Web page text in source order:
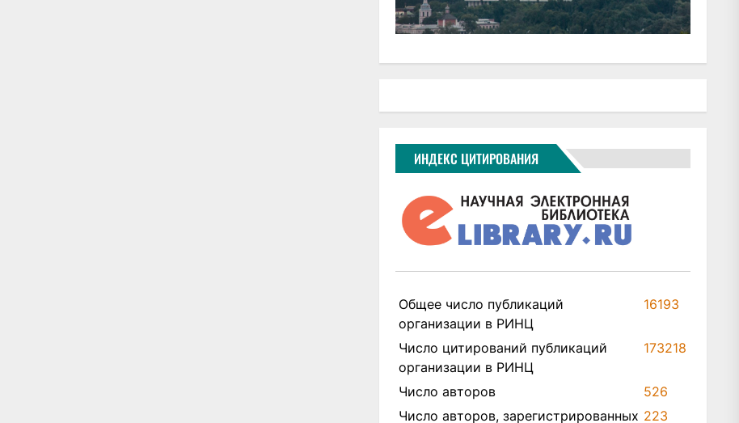
ИНДЕКС ЦИТИРОВАНИЯ
Общее число публикаций
организации в РИНЦ
16193
Число цитирований публикаций
организации в РИНЦ
173218
Число авторов
526
Число авторов, зарегистрированных 223